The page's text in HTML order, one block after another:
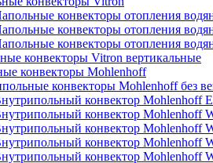
конвекторы отопления
конвекторы отопления
конвекторы отопления
конвекторы Vitron вертикальные
конвекторы Mohlenhoff
конвекторы Mohlenhoff без
конвектор Mohlenhoff
конвектор Mohlenhoff
конвектор Mohlenhoff
конвектор Mohlenhoff
конвектор Mohlenhoff